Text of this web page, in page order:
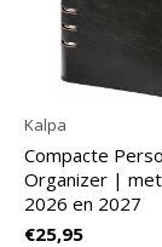
Kalpa
Compacte
Organizer |
2026 en 2027
€25,95